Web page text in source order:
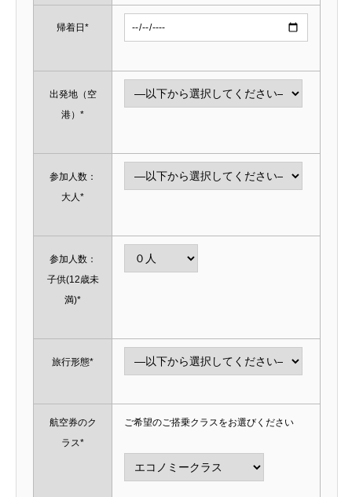
帰着日*
出発地（空
港）*
参加人数：
大人*
参加人数：
子供(12歳未
満)*
旅行形態*
航空券のク
ラス*
ご希望のご搭乗クラスをお選びください